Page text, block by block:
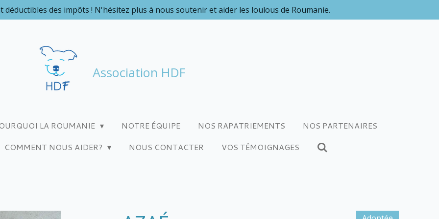
déductibles des impôts ! N'hésitez plus à nous soutenir et aider les loulous de Roumanie.
Association HDF
LA ROUMANIE NOTRE ÉQUIPE NOS RAPATRIEMENTS
NOS PARTENAIRES
COMMENT NOUS AIDER? NOUS CONTACTER VOS TÉMOIGNAGES